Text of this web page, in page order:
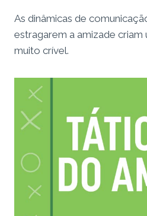
As dinâmicas de
estragarem a amizade
muito crível.